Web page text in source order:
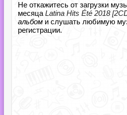
Не откажитесь от загрузки
месяца Latina Hits Été 2018
альбом и слушать любимую
регистрации.